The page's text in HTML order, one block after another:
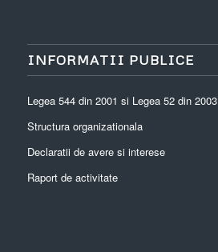
INFORMATII PUBLICE
Legea 544 din 2001 si Legea 52 din 2003
Structura organizationala
Declaratii de avere si interese
Raport de activitate